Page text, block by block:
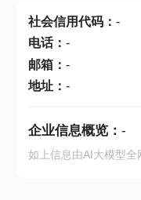
社会信用代码： -
电话： -
邮箱： -
地址： -
企业信息概览： -
如上信息由AI大模型